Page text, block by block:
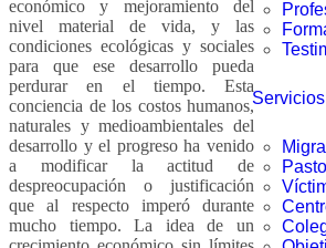
económico y mejoramiento del
nivel material de vida, y las
condiciones ecológicas y sociales
para que ese desarrollo pueda
perdurar en el tiempo. Esta
conciencia de los costos humanos,
naturales y medioambientales del
desarrollo y el progreso ha venido
a modificar la actitud de
despreocupación o justificación
que al respecto imperó durante
mucho tiempo. La idea de un